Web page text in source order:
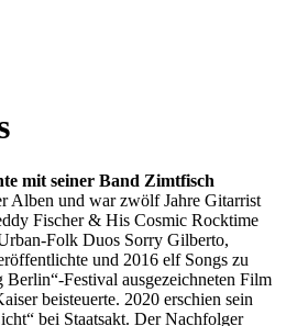
mit seiner Band Zimtfisch
Alben und war zwölf Jahre Gitarrist
Fischer & His Cosmic Rocktime
Folk Duos Sorry Gilberto,
und 2016 elf Songs zu
Festival ausgezeichneten Film
beisteuerte. 2020 erschien sein
bei Staatsakt. Der Nachfolger